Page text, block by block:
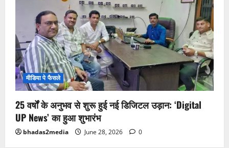
मीडिया पे फैसले
25 वर्षों के अनुभव से शुरू हुई नई डिजिटल उड़ान: ‘Digital
UP News’ का हुआ शुभारंभ
bhadas2media June 28, 2026 0